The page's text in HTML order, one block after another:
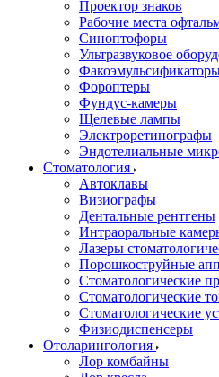
Проектор знаков
Рабочие места
Синоптофоры
Ультразвуковое
Фороптеры
Фундус-камеры
Щелевые лампы
Электроретинографы
Эндотелиальные
Стоматология
Автоклавы
Визиографы
Дентальные рентгены
Интраоральные
Лазеры
Порошкоструйные
Стоматологические
Стоматологические
Стоматологические
Физиодиспенсеры
Отоларингология
Лор комбайны